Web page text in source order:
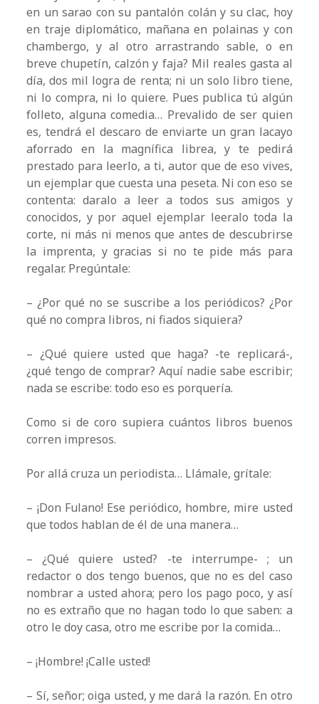
en un sarao con su pantalón colán y su clac, hoy
en traje diplomático, mañana en polainas y con
chambergo, y al otro arrastrando sable, o en
breve chupetín, calzón y faja? Mil reales gasta al
día, dos mil logra de renta; ni un solo libro tiene,
ni lo compra, ni lo quiere. Pues publica tú algún
folleto, alguna comedia… Prevalido de ser quien
es, tendrá el descaro de enviarte un gran lacayo
aforrado en la magnífica librea, y te pedirá
prestado para leerlo, a ti, autor que de eso vives,
un ejemplar que cuesta una peseta. Ni con eso se
contenta: daralo a leer a todos sus amigos y
conocidos, y por aquel ejemplar leeralo toda la
corte, ni más ni menos que antes de descubrirse
la imprenta, y gracias si no te pide más para
regalar. Pregúntale:
– ¿Por qué no se suscribe a los periódicos? ¿Por
qué no compra libros, ni fiados siquiera?
– ¿Qué quiere usted que haga? -te replicará-,
¿qué tengo de comprar? Aquí nadie sabe escribir;
nada se escribe: todo eso es porquería.
Como si de coro supiera cuántos libros buenos
corren impresos.
Por allá cruza un periodista… Llámale, grítale:
– ¡Don Fulano! Ese periódico, hombre, mire usted
que todos hablan de él de una manera…
– ¿Qué quiere usted? -te interrumpe- ; un
redactor o dos tengo buenos, que no es del caso
nombrar a usted ahora; pero los pago poco, y así
no es extraño que no hagan todo lo que saben: a
otro le doy casa, otro me escribe por la comida…
– ¡Hombre! ¡Calle usted!
– Sí, señor; oiga usted, y me dará la razón. En otro